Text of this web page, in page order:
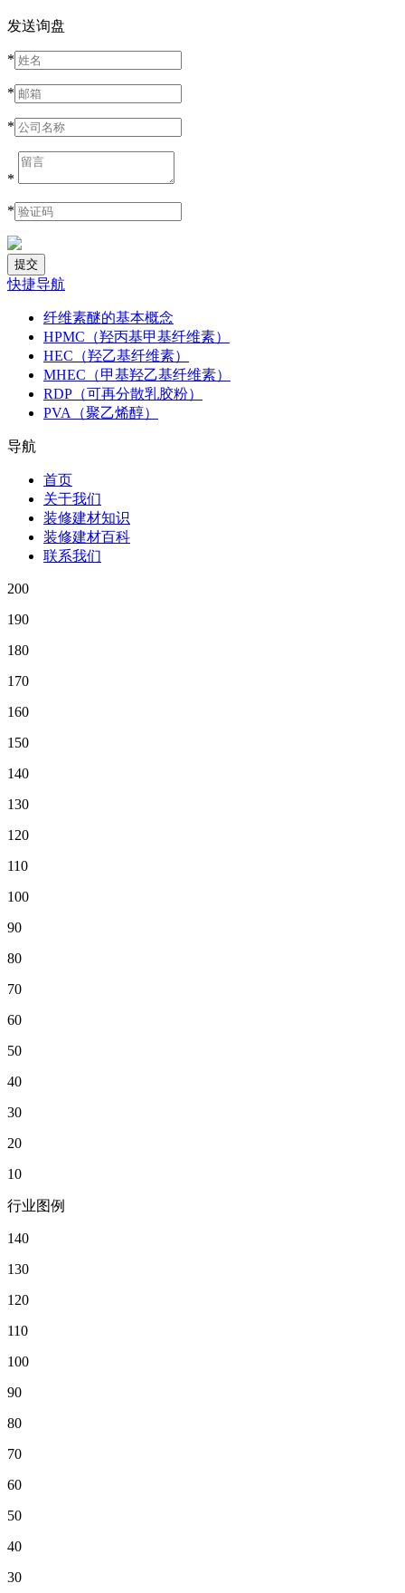
发送询盘
*
*
*
*
*
快捷导航
纤维素醚的基本概念
HPMC（羟丙基甲基纤维素）
HEC（羟乙基纤维素）
MHEC（甲基羟乙基纤维素）
RDP（可再分散乳胶粉）
PVA（聚乙烯醇）
导航
首页
关于我们
装修建材知识
装修建材百科
联系我们
200
190
180
170
160
150
140
130
120
110
100
90
80
70
60
50
40
30
20
10
行业图例
140
130
120
110
100
90
80
70
60
50
40
30